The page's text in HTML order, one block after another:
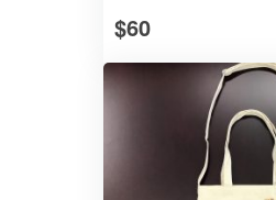
$60